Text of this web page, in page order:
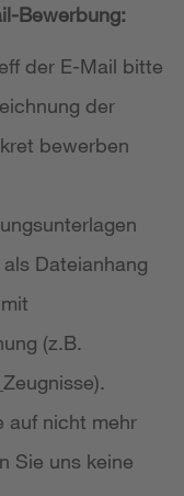
Bewerbung:
der E-Mail bitte
der
bewerben
Dateianhang
(z.B.
auf nicht mehr
Sie uns keine